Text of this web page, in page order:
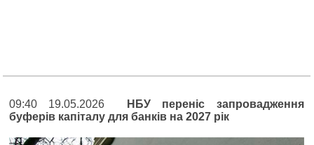
09:40 19.05.2026
НБУ переніс запровадження
буферів капіталу для банків на 2027 рік